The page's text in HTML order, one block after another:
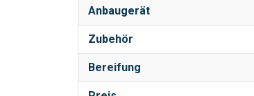
Anbaugerät
Zubehör
Bereifung